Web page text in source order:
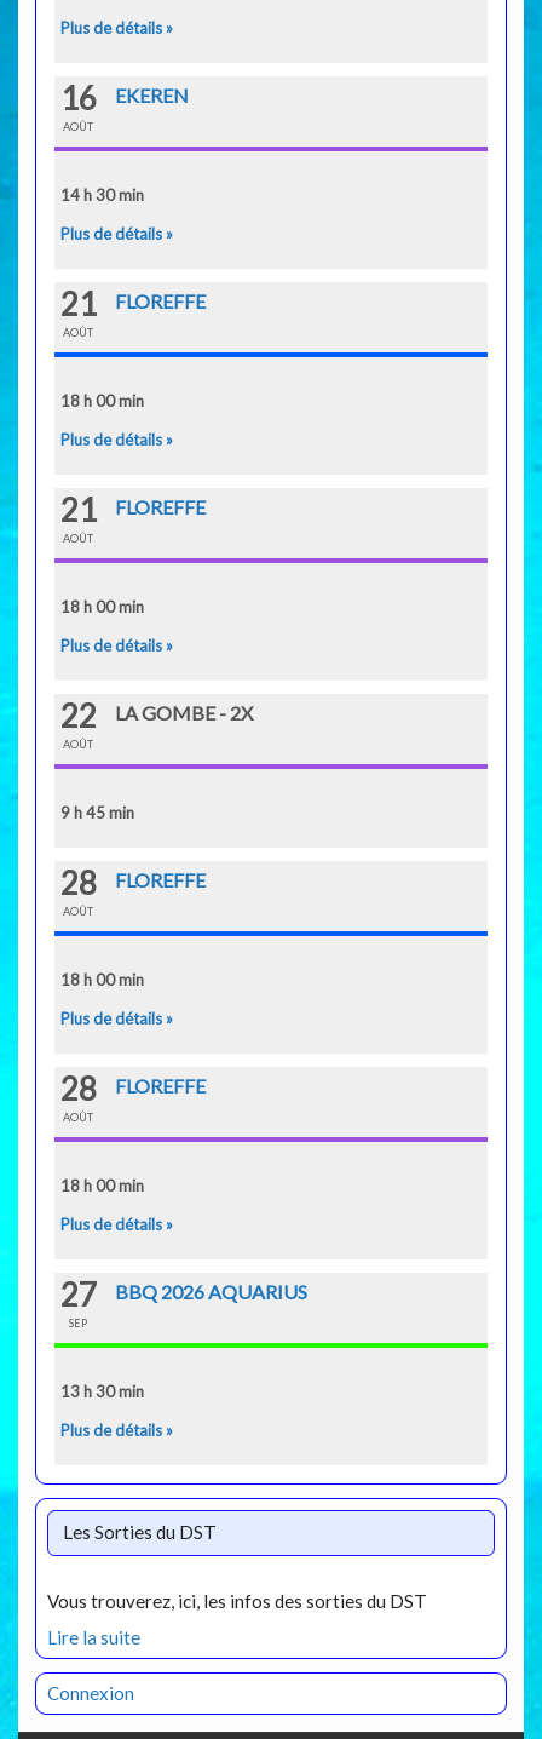
Plus de détails »
16
AOÛT
EKEREN
14 h 30 min
Plus de détails »
21
AOÛT
FLOREFFE
18 h 00 min
Plus de détails »
21
AOÛT
FLOREFFE
18 h 00 min
Plus de détails »
22
AOÛT
LA GOMBE - 2X
9 h 45 min
28
AOÛT
FLOREFFE
18 h 00 min
Plus de détails »
28
AOÛT
FLOREFFE
18 h 00 min
Plus de détails »
27
SEP
BBQ 2026 AQUARIUS
13 h 30 min
Plus de détails »
Les Sorties du DST
Vous trouverez, ici, les infos des sorties du DST
Lire la suite
Connexion